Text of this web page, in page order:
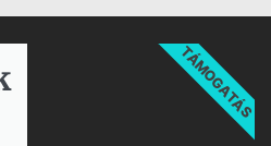
TÁMOGATÁS